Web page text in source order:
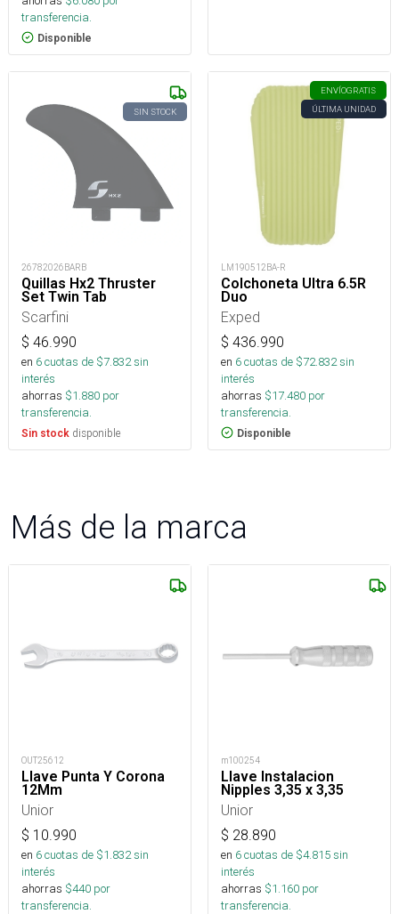
transferencia.
Disponible
SIN STOCK
26782026BARB
Quillas Hx2 Thruster
Set Twin Tab
Scarfini
$ 46.990
en 6cuotas de $7.832sin
interés
ahorras $1.880 por
transferencia.
Sin stock disponible
ENVÍOGRATIS
ÚLTIMA UNIDAD
LM190512BA-R
Colchoneta Ultra 6.5R
Duo
Exped
$ 436.990
en 6cuotas de $72.832sin
interés
ahorras $17.480 por
transferencia.
Disponible
Más de la marca
OUT25612
Llave Punta Y Corona
12Mm
Unior
$ 10.990
en 6cuotas de $1.832sin
interés
ahorras $440 por
transferencia.
m100254
Llave Instalacion
Nipples 3,35 x 3,35
Unior
$ 28.890
en 6cuotas de $4.815sin
interés
ahorras $1.160 por
transferencia.